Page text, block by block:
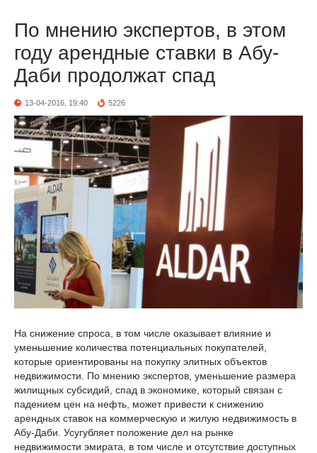
По мнению экспертов, в этом
году арендные ставки в Абу-
Даби продолжат спад
13-04-2016, 19:40 5226
На снижение спроса, в том числе оказывает влияние и
уменьшение количества потенциальных покупателей,
которые ориентированы на покупку элитных объектов
недвижимости. По мнению экспертов, уменьшение размера
жилищных субсидий, спад в экономике, который связан с
падением цен на нефть, может привести к снижению
арендных ставок на коммерческую и жилую недвижимость в
Абу-Даби. Усугубляет положение дел на рынке
недвижимости эмирата, в том числе и отсутствие доступных